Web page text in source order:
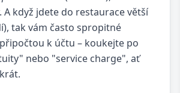
A když jdete do restaurace větší
tak vám často spropitné
k účtu – koukejte po
nebo "service charge", ať